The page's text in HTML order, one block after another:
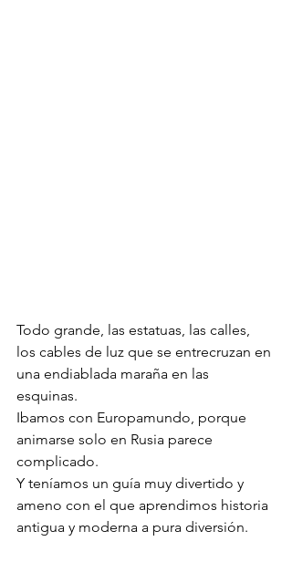
Todo grande, las estatuas, las calles,
los cables de luz que se entrecruzan en
una endiablada maraña en las
esquinas.
Ibamos con Europamundo, porque
animarse solo en Rusia parece
complicado.
Y teníamos un guía muy divertido y
ameno con el que aprendimos historia
antigua y moderna a pura diversión.